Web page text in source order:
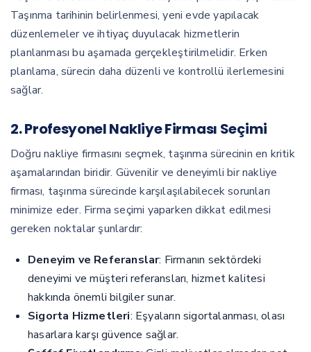
Taşınma tarihinin belirlenmesi, yeni evde yapılacak
düzenlemeler ve ihtiyaç duyulacak hizmetlerin
planlanması bu aşamada gerçekleştirilmelidir. Erken
planlama, sürecin daha düzenli ve kontrollü ilerlemesini
sağlar.
2. Profesyonel Nakliye Firması Seçimi
Doğru nakliye firmasını seçmek, taşınma sürecinin en kritik
aşamalarından biridir. Güvenilir ve deneyimli bir nakliye
firması, taşınma sürecinde karşılaşılabilecek sorunları
minimize eder. Firma seçimi yaparken dikkat edilmesi
gereken noktalar şunlardır:
Deneyim ve Referanslar: Firmanın sektördeki
deneyimi ve müşteri referansları, hizmet kalitesi
hakkında önemli bilgiler sunar.
Sigorta Hizmetleri: Eşyaların sigortalanması, olası
hasarlara karşı güvence sağlar.